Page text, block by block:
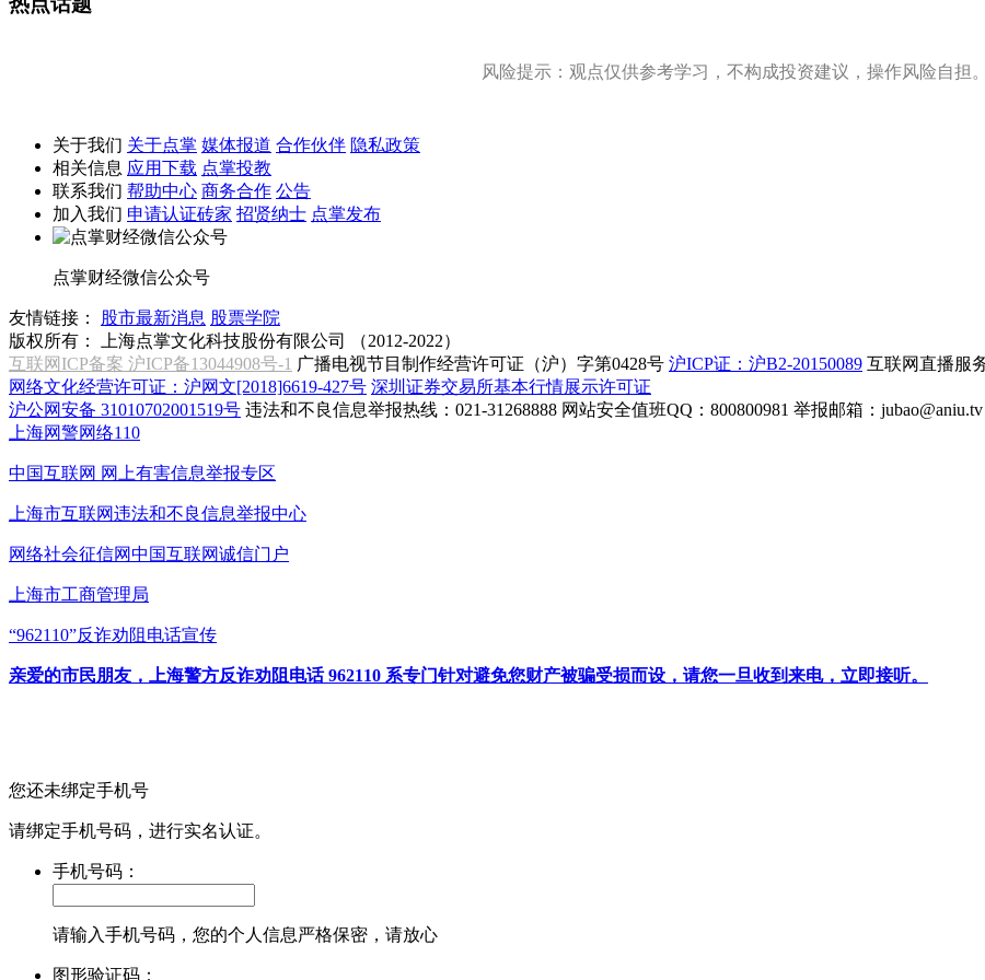
风险提示：观点仅供参考学习，不构成投资建议，操作风险自担。
关于我们 关于点掌 媒体报道 合作伙伴 隐私政策
相关信息 应用下载 点掌投教
联系我们 帮助中心 商务合作 公告
加入我们 申请认证砖家 招贤纳士 点掌发布
点掌财经微信公众号
友情链接： 股市最新消息 股票学院
版权所有：
上海点掌文化科技股份有限公司 （2012-2022）
互联网ICP备案 沪ICP备13044908号-1 广播电视节目制作经营许可证（沪）字第0428号 沪ICP证：沪B2-20150089 互联网直播服
网络文化经营许可证：沪网文[2018]6619-427号 深圳证券交易所基本行情展示许可证
沪公网安备 31010702001519号 违法和不良信息举报热线：021-31268888 网站安全值班QQ：800800981 举报邮箱： jubao@aniu.tv
上海网警网络110
中国互联网 网上有害信息举报专区
上海市互联网违法和不良信息举报中心
网络社会征信网中国互联网诚信门户
上海市工商管理局
“962110”反诈劝阻电话宣传
亲爱的市民朋友，上海警方反诈劝阻电话 962110 系专门针对避免您财产被骗受损而设，请您一旦收到来电，立即接听。
您还未绑定手机号
请绑定手机号码，进行实名认证。
手机号码：
请输入手机号码，您的个人信息严格保密，请放心
图形验证码：